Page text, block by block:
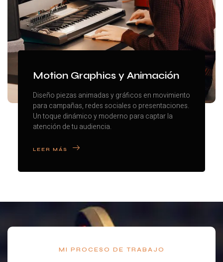
Motion Graphics y Animación
Diseño piezas animadas y gráficos en movimiento
para campañas, redes sociales o presentaciones.
Un toque dinámico y moderno para captar la
atención de tu audiencia.
LEER MÁS
MI PROCESO DE TRABAJO